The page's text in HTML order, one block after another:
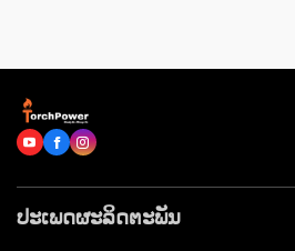
ປະເພດຜະລິດຕະພັນ